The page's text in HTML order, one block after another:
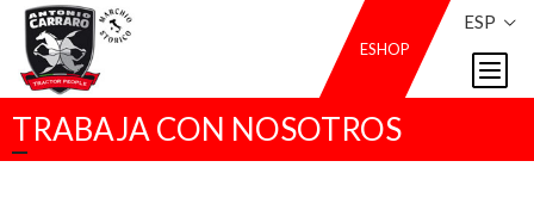
ESHOP
ESP
TRABAJA CON NOSOTROS